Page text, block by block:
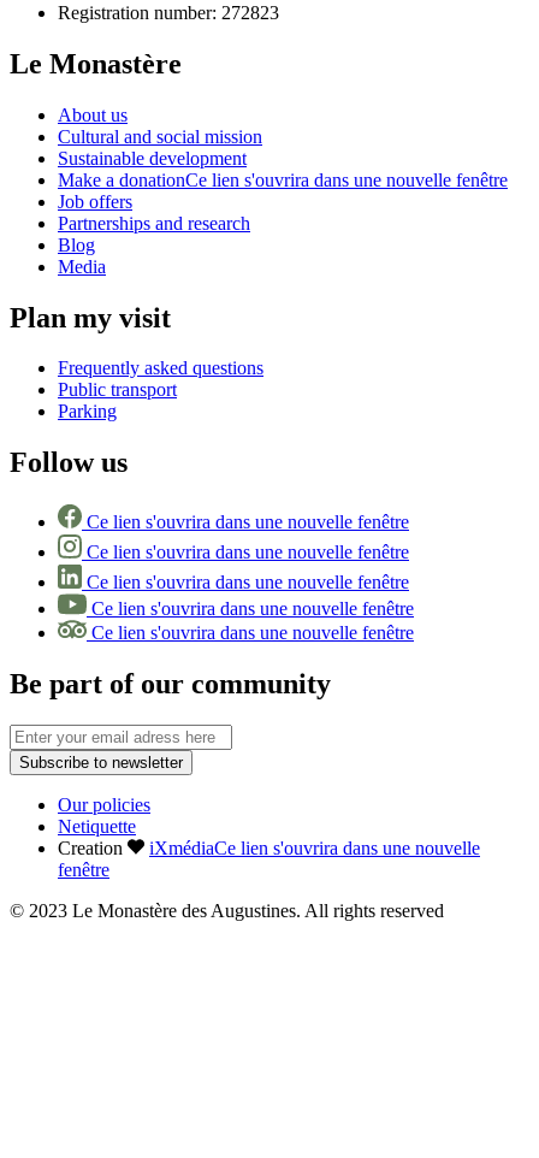
Registration number: 272823
Le Monastère
About us
Cultural and social mission
Sustainable development
Make a donationCe lien s'ouvrira dans une nouvelle fenêtre
Job offers
Partnerships and research
Blog
Media
Plan my visit
Frequently asked questions
Public transport
Parking
Follow us
Ce lien s'ouvrira dans une nouvelle fenêtre
Ce lien s'ouvrira dans une nouvelle fenêtre
Ce lien s'ouvrira dans une nouvelle fenêtre
Ce lien s'ouvrira dans une nouvelle fenêtre
Ce lien s'ouvrira dans une nouvelle fenêtre
Be part of our community
Subscribe to newsletter
Our policies
Netiquette
Creation
iXmédiaCe lien s'ouvrira dans une nouvelle
fenêtre
© 2023 Le Monastère des Augustines. All rights reserved